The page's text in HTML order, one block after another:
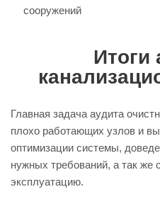
сооружений
Итоги
Главная задача аудита
плохо работающих узлов и
оптимизации системы,
нужных требований, а так же
эксплуатацию.